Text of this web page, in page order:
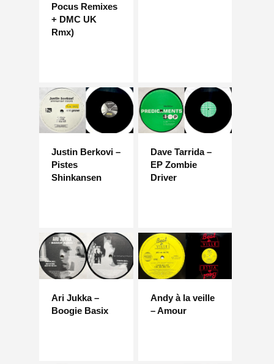
Pocus Remixes
+ DMC UK
Rmx)
Justin Berkovi –
Pistes
Shinkansen
Dave Tarrida –
EP Zombie
Driver
Ari Jukka –
Boogie Basix
Andy à la veille
– Amour